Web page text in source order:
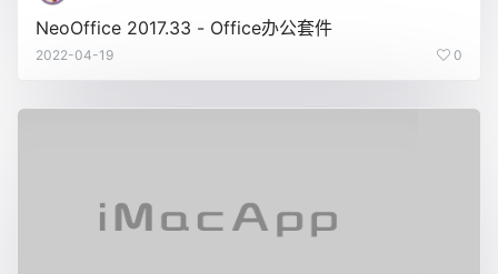
NeoOffice 2017.33 - Office办公套件
2022-04-19 0